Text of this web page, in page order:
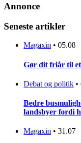
Annonce
Seneste artikler
Magaxin • 05.08
Gør dit friår til
Debat og politik •
Bedre
landsbyer fordi
Magaxin • 31.07